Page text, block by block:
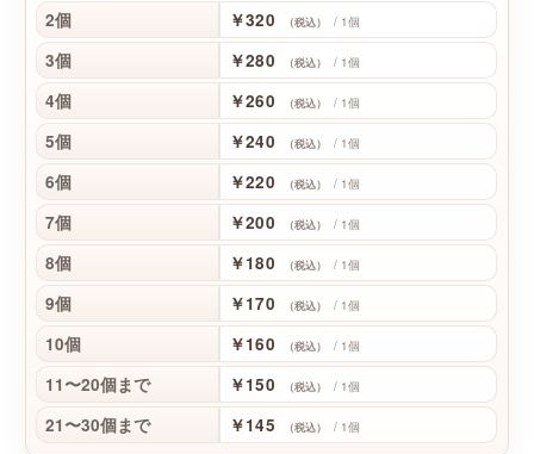
2個 ￥320 （税込） / 1個
3個 ￥280 （税込） / 1個
4個 ￥260 （税込） / 1個
5個 ￥240 （税込） / 1個
6個 ￥220 （税込） / 1個
7個 ￥200 （税込） / 1個
8個 ￥180 （税込） / 1個
9個 ￥170 （税込） / 1個
10個 ￥160 （税込） / 1個
11〜20個まで ￥150 （税込） / 1個
21〜30個まで ￥145 （税込） / 1個